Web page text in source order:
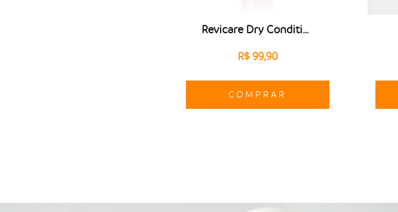
Revicare Dry Conditioner
R$ 99,90
COMPRAR